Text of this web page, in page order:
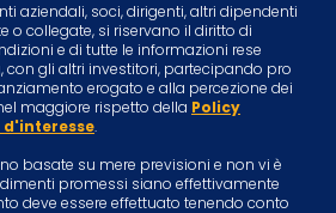
aziendali, soci, dirigenti, altri dipendenti
o collegate, si riservano il diritto di
e di tutte le informazioni rese
gli altri investitori, partecipando pro
erogato e alla percezione dei
maggiore rispetto della Policy
.
basate su mere previsioni e non vi è
promessi siano effettivamente
deve essere effettuato tenendo conto